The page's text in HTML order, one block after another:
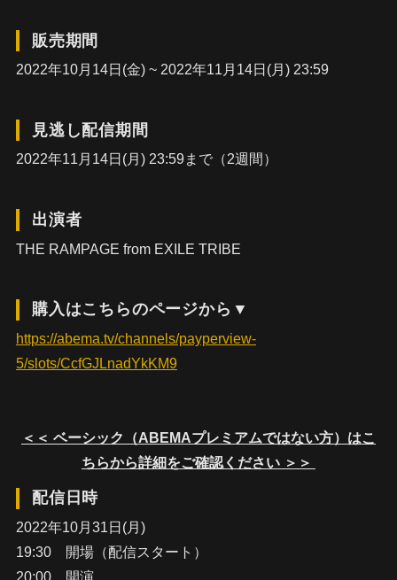
販売期間
2022年10月14日(金) ~ 2022年11月14日(月) 23:59
見逃し配信期間
2022年11月14日(月) 23:59まで（2週間）
出演者
THE RAMPAGE from EXILE TRIBE
購入はこちらのページから▼
https://abema.tv/channels/payperview-
5/slots/CcfGJLnadYkKM9
＜＜ ベーシック（ABEMAプレミアムではない方）はこ
ちらから詳細をご確認ください ＞＞
配信日時
2022年10月31日(月)
19:30 開場（配信スタート）
20:00 開演